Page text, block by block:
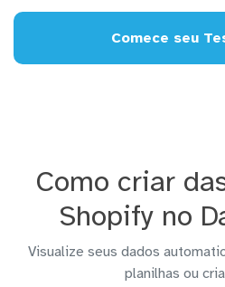
Comece seu
Como criar
Shopify no
Visualize seus dados
planilhas ou